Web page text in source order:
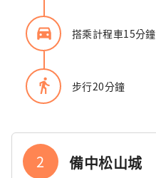
directions_car_filled 搭乘計程車15分鐘
directions_walk 步行20分鐘
2 備中松山城